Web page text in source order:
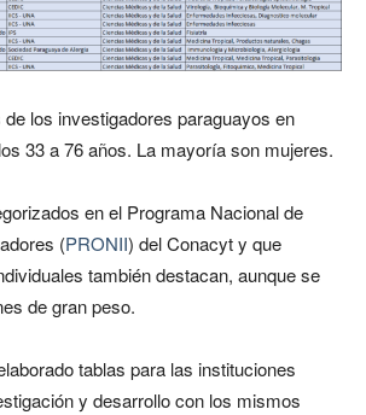
de los investigadores paraguayos en
33 a 76 años. La mayoría son mujeres.
en el Programa Nacional de
(PRONII) del Conacyt y que
también destacan, aunque se
de gran peso.
tablas para las instituciones
y desarrollo con los mismos